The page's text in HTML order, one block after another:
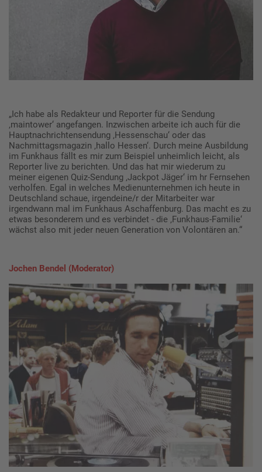
„Ich habe als Redakteur und Reporter für die Sendung
‚maintower‘ angefangen. Inzwischen arbeite ich auch für die
Hauptnachrichtensendung ‚Hessenschau‘ oder das
Nachmittagsmagazin ‚hallo Hessen‘. Durch meine Ausbildung
im Funkhaus fällt es mir zum Beispiel unheimlich leicht, als
Reporter live zu berichten. Und das hat mir wiederum zu
meiner eigenen Quiz-Sendung ‚Jackpot Jäger‘ im hr Fernsehen
verholfen. Egal in welches Medienunternehmen ich heute in
Deutschland schaue, irgendeine/r der Mitarbeiter war
irgendwann mal im Funkhaus Aschaffenburg. Das macht es zu
etwas besonderem und es verbindet - die ‚Funkhaus-Familie‘
wächst also mit jeder neuen Generation von Volontären an.“
Jochen Bendel (Moderator)